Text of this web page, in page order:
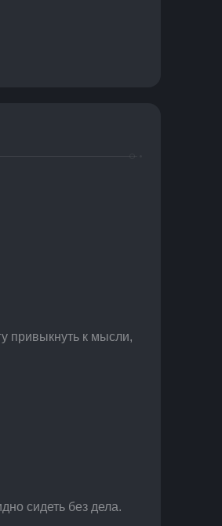
привыкнуть к мысли,
сидеть без дела.